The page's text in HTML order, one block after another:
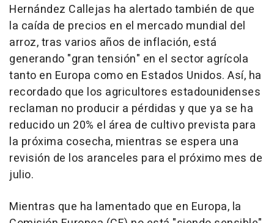
Hernández Callejas ha alertado también de que
la caída de precios en el mercado mundial del
arroz, tras varios años de inflación, está
generando "gran tensión" en el sector agrícola
tanto en Europa como en Estados Unidos. Así, ha
recordado que los agricultores estadounidenses
reclaman no producir a pérdidas y que ya se ha
reducido un 20% el área de cultivo prevista para
la próxima cosecha, mientras se espera una
revisión de los aranceles para el próximo mes de
julio.
Mientras que ha lamentado que en Europa, la